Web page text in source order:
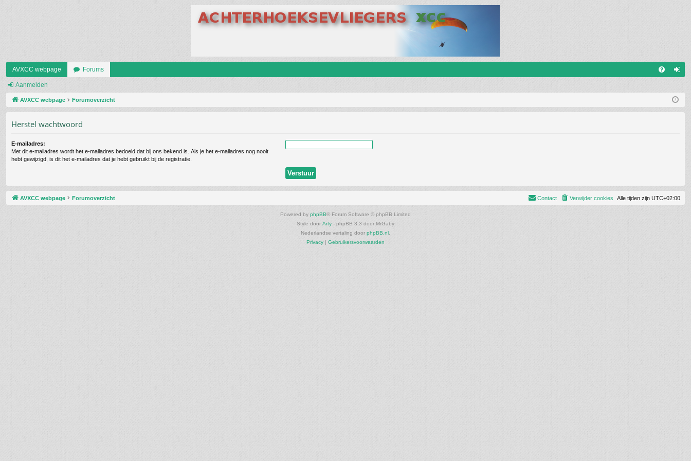
AVXCC webpage Forums
m
Aanmelden
AVXCC webpage Forumoverzicht
Herstel wachtwoord
E-mailadres:
Met dit e-mailadres wordt het e-mailadres bedoeld dat bij ons bekend is. Als je het e-mailadres nog nooit
hebt gewijzigd, is dit het e-mailadres dat je hebt gebruikt bij de registratie.
AVXCC webpage Forumoverzicht Alle tijden zijn UTC+02:00
Verwijder cookies
Contact
Powered by phpBB® Forum Software © phpBB Limited
Style door Arty - phpBB 3.3 door MrGaby
Nederlandse vertaling door phpBB.nl
Privacy | Gebruikersvoorwaarden